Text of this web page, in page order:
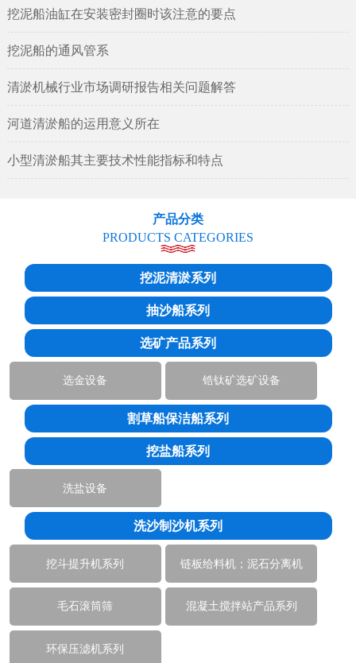
挖泥船油缸在安装密封圈时该注意的要点
挖泥船的通风管系
清淤机械行业市场调研报告相关问题解答
河道清淤船的运用意义所在
小型清淤船其主要技术性能指标和特点
产品分类
PRODUCTS CATEGORIES
挖泥清淤系列
抽沙船系列
选矿产品系列
选金设备 锆钛矿选矿设备
割草船保洁船系列
挖盐船系列
洗盐设备
洗沙制沙机系列
挖斗提升机系列 链板给料机；泥石分离机
毛石滚筒筛 混凝土搅拌站产品系列
环保压滤机系列